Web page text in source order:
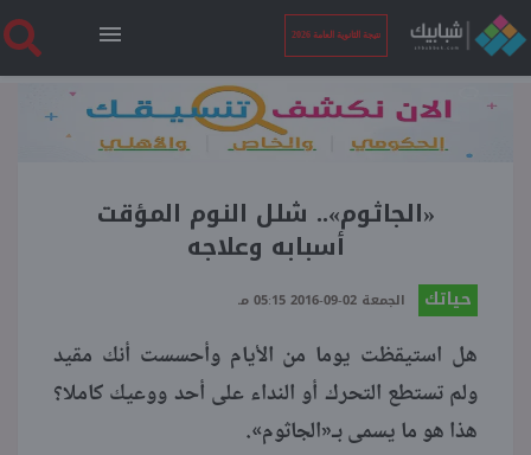
نتيجة الثانوية العامة 2026
الرئيسية
نتيجة الثانوية العامة 2026
فنجان قهوة
بوابة الطلبة
«الجاثوم».. شلل النوم المؤقت
أسبابه وعلاجه
حياتك الجمعة 02-09-2016 05:15 مـ
هل استيقظت يوما من الأيام وأحسست أنك مقيد
ولم تستطع التحرك أو النداء على أحد ووعيك كاملا؟
هذا هو ما يسمى بـ«الجاثوم».